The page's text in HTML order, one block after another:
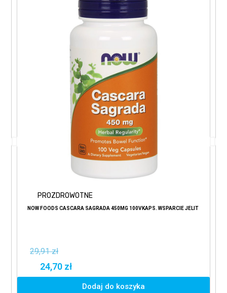
PROZDROWOTNE
NOW FOODS CASCARA SAGRADA 450MG 100VKAPS. WSPARCIE JELIT
29,91 zł
24,70 zł
Dodaj do koszyka